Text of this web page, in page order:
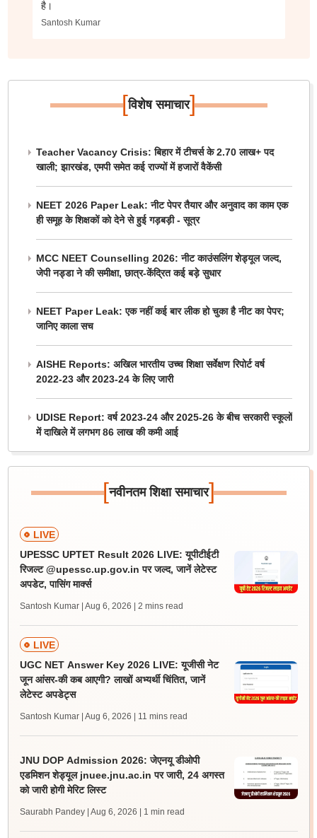
है।
Santosh Kumar
[विशेष समाचार]
Teacher Vacancy Crisis: बिहार में टीचर्स के 2.70 लाख+ पद
खाली; झारखंड, एमपी समेत कई राज्यों में हजारों वैकेंसी
NEET 2026 Paper Leak: नीट पेपर तैयार और अनुवाद का काम एक
ही समूह के शिक्षकों को देने से हुई गड़बड़ी - सूत्र
MCC NEET Counselling 2026: नीट काउंसलिंग शेड्यूल जल्द,
जेपी नड्डा ने की समीक्षा, छात्र-केंद्रित कई बड़े सुधार
NEET Paper Leak: एक नहीं कई बार लीक हो चुका है नीट का पेपर;
जानिए काला सच
AISHE Reports: अखिल भारतीय उच्च शिक्षा सर्वेक्षण रिपोर्ट वर्ष
2022-23 और 2023-24 के लिए जारी
UDISE Report: वर्ष 2023-24 और 2025-26 के बीच सरकारी स्कूलों
में दाखिले में लगभग 86 लाख की कमी आई
[नवीनतम शिक्षा समाचार]
LIVE
UPESSC UPTET Result 2026 LIVE: यूपीटीईटी
रिजल्ट @upessc.up.gov.in पर जल्द, जानें लेटेस्ट
अपडेट, पासिंग मार्क्स
Santosh Kumar | Aug 6, 2026 | 2 mins read
LIVE
UGC NET Answer Key 2026 LIVE: यूजीसी नेट
जून आंसर-की कब आएगी? लाखों अभ्यर्थी चिंतित, जानें
लेटेस्ट अपडेट्स
Santosh Kumar | Aug 6, 2026 | 11 mins read
JNU DOP Admission 2026: जेएनयू डीओपी
एडमिशन शेड्यूल jnuee.jnu.ac.in पर जारी, 24 अगस्त
को जारी होगी मेरिट लिस्ट
Saurabh Pandey | Aug 6, 2026 | 1 min read